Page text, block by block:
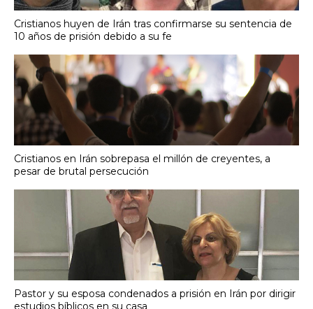
Cristianos huyen de Irán tras confirmarse su sentencia de
10 años de prisión debido a su fe
Cristianos en Irán sobrepasa el millón de creyentes, a
pesar de brutal persecución
Pastor y su esposa condenados a prisión en Irán por dirigir